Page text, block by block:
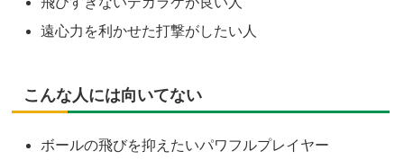
遠心力を利かせた打撃がしたい人
こんな人には向いてない
ボールの飛びを抑えたいパワフルプレイヤー